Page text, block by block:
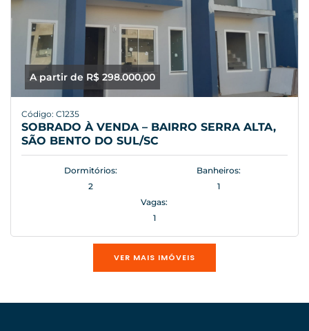
A partir de R$ 298.000,00
Código: C1235
SOBRADO À VENDA – BAIRRO SERRA ALTA,
SÃO BENTO DO SUL/SC
Dormitórios:
2
Banheiros:
1
Vagas:
1
VER MAIS IMÓVEIS